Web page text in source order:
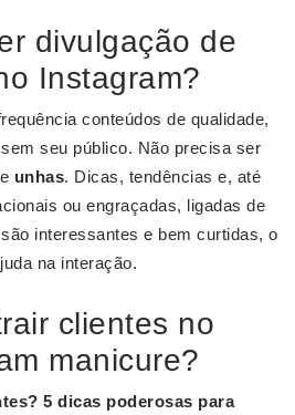
divulgação de
Instagram?
conteúdos de qualidade,
seu público. Não precisa ser
unhas. Dicas, tendências e, até
ou engraçadas, ligadas de
interessantes e bem curtidas, o
na interação.
clientes no
manicure?
? 5 dicas poderosas para